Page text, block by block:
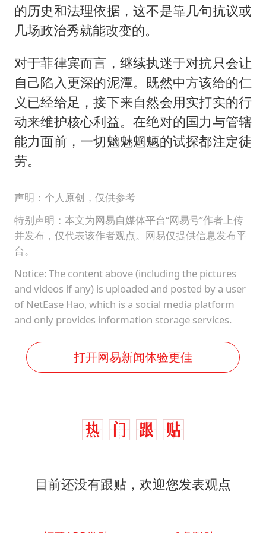
的历史和法理依据，这不是靠几句抗议或
几场政治秀就能改变的。
对于菲律宾而言，继续执迷于对抗只会让
自己陷入更深的泥潭。既然中方该给的仁
义已经给足，接下来自然会用实打实的行
动来维护核心利益。在绝对的国力与管辖
能力面前，一切魑魅魍魉的试探都注定徒
劳。
声明：个人原创，仅供参考
特别声明：本文为网易自媒体平台“网易号”作者上传
并发布，仅代表该作者观点。网易仅提供信息发布平
台。
Notice: The content above (including the pictures
and videos if any) is uploaded and posted by a user
of NetEase Hao, which is a social media platform
and only provides information storage services.
打开网易新闻体验更佳
目前还没有跟贴，欢迎您发表观点